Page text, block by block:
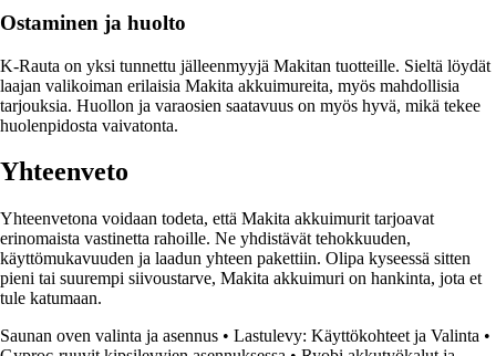
Ostaminen ja huolto
K-Rauta on yksi tunnettu jälleenmyyjä Makitan tuotteille. Sieltä löydät
laajan valikoiman erilaisia Makita akkuimureita, myös mahdollisia
tarjouksia. Huollon ja varaosien saatavuus on myös hyvä, mikä tekee
huolenpidosta vaivatonta.
Yhteenveto
Yhteenvetona voidaan todeta, että Makita akkuimurit tarjoavat
erinomaista vastinetta rahoille. Ne yhdistävät tehokkuuden,
käyttömukavuuden ja laadun yhteen pakettiin. Olipa kyseessä sitten
pieni tai suurempi siivoustarve, Makita akkuimuri on hankinta, jota et
tule katumaan.
Saunan oven valinta ja asennus • Lastulevy: Käyttökohteet ja Valinta •